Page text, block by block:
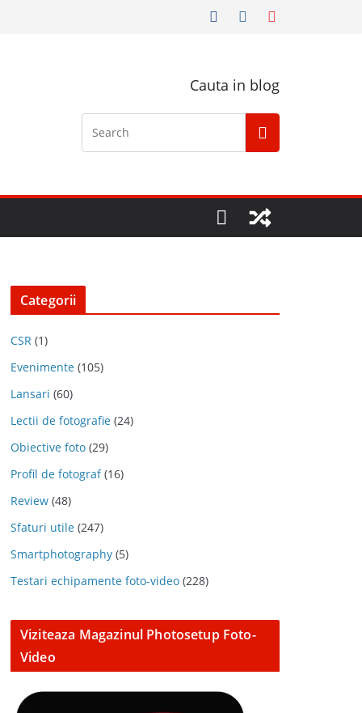
Cauta in blog
Categorii
CSR (1)
Evenimente (105)
Lansari (60)
Lectii de fotografie (24)
Obiective foto (29)
Profil de fotograf(16)
Review (48)
Sfaturi utile (247)
Smartphotography (5)
Testari echipamente foto-video (228)
Viziteaza Magazinul Photosetup Foto-
Video